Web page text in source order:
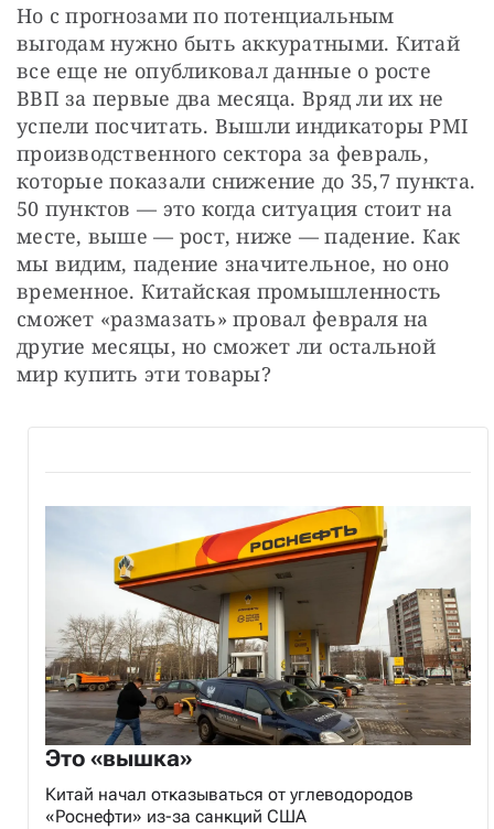
Но с прогнозами по потенциальным
выгодам нужно быть аккуратными. Китай
все еще не опубликовал данные о росте
ВВП за первые два месяца. Вряд ли их не
успели посчитать. Вышли индикаторы PMI
производственного сектора за февраль,
которые показали снижение до 35,7 пункта.
50 пунктов — это когда ситуация стоит на
месте, выше — рост, ниже — падение. Как
мы видим, падение значительное, но оно
временное. Китайская промышленность
сможет «размазать» провал февраля на
другие месяцы, но сможет ли остальной
мир купить эти товары?
Это «вышка»
Китай начал отказываться от углеводородов
«Роснефти» из-за санкций США